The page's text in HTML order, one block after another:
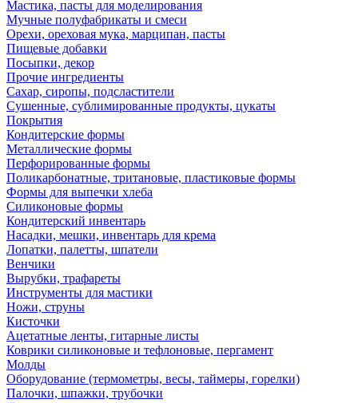
Мастика, пасты для моделирования
Мучные полуфабрикаты и смеси
Орехи, ореховая мука, марципан, пасты
Пищевые добавки
Посыпки, декор
Прочие ингредиенты
Сахар, сиропы, подсластители
Сушенные, сублимированные продукты, цукаты
Покрытия
Кондитерские формы
Металлические формы
Перфорированные формы
Поликарбонатные, тритановые, пластиковые формы
Формы для выпечки хлеба
Силиконовые формы
Кондитерский инвентарь
Насадки, мешки, инвентарь для крема
Лопатки, палетты, шпатели
Венчики
Вырубки, трафареты
Инструменты для мастики
Ножи, струны
Кисточки
Ацетатные ленты, гитарные листы
Коврики силиконовые и тефлоновые, пергамент
Молды
Оборудование (термометры, весы, таймеры, горелки)
Палочки, шпажки, трубочки